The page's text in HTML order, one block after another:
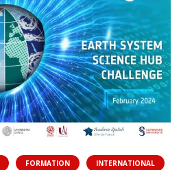
FORMATION INTERNATIONAL